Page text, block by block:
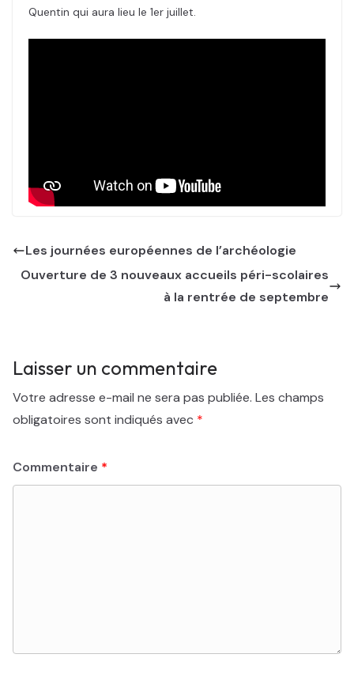
Quentin qui aura lieu le 1er juillet.
Les journées européennes de l’archéologie
Ouverture de 3 nouveaux accueils péri-scolaires
à la rentrée de septembre
Laisser un commentaire
Votre adresse e-mail ne sera pas publiée. Les champs
obligatoires sont indiqués avec *
Commentaire *